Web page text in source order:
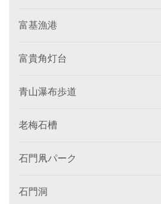
富基漁港
富貴角灯台
青山瀑布歩道
老梅石槽
石門凧パーク
石門洞